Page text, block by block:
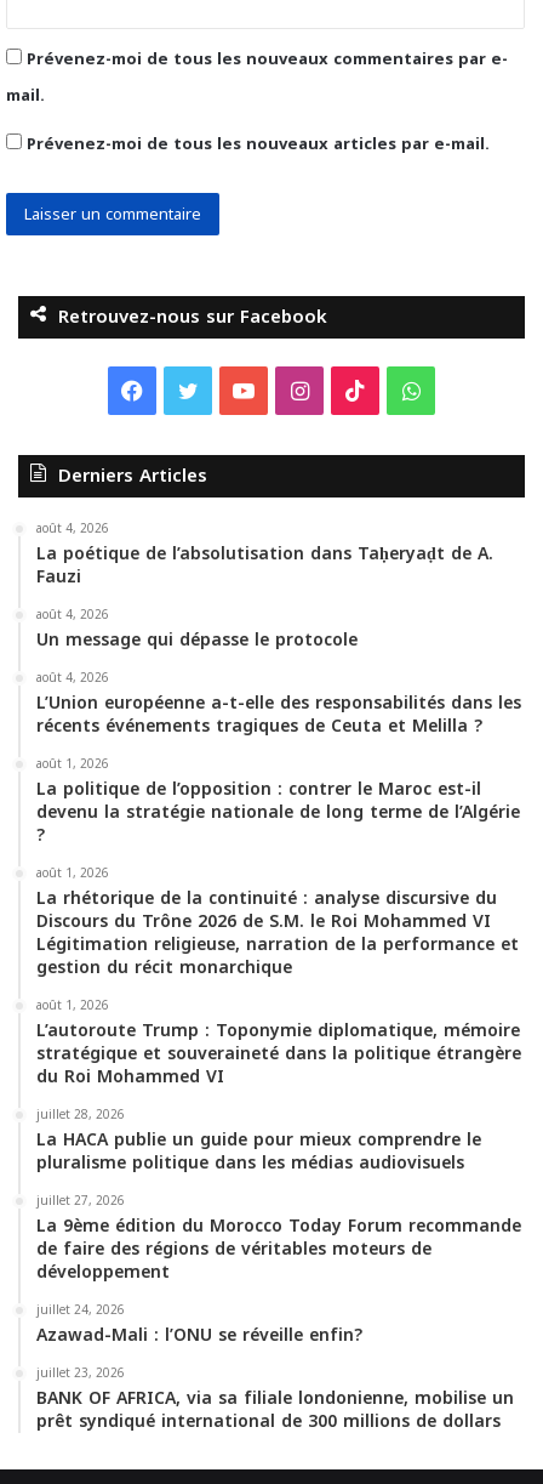
Prévenez-moi de tous les nouveaux commentaires par e-
mail.
Prévenez-moi de tous les nouveaux articles par e-mail.
Retrouvez-nous sur Facebook
c
e
o
k
i
e
u
b
I
s
t
g
a
m
k
W
a
p
Derniers Articles
août 4, 2026
La poétique de l’absolutisation dans Taḥeryaḍt de A.
Fauzi
août 4, 2026
Un message qui dépasse le protocole
août 4, 2026
L’Union européenne a-t-elle des responsabilités dans les
récents événements tragiques de Ceuta et Melilla ?
août 1, 2026
La politique de l’opposition : contrer le Maroc est-il
devenu la stratégie nationale de long terme de l’Algérie
?
août 1, 2026
La rhétorique de la continuité : analyse discursive du
Discours du Trône 2026 de S.M. le Roi Mohammed VI
Légitimation religieuse, narration de la performance et
gestion du récit monarchique
août 1, 2026
L’autoroute Trump : Toponymie diplomatique, mémoire
stratégique et souveraineté dans la politique étrangère
du Roi Mohammed VI
juillet 28, 2026
La HACA publie un guide pour mieux comprendre le
pluralisme politique dans les médias audiovisuels
juillet 27, 2026
La 9ème édition du Morocco Today Forum recommande
de faire des régions de véritables moteurs de
développement
juillet 24, 2026
Azawad-Mali : l’ONU se réveille enfin?
juillet 23, 2026
BANK OF AFRICA, via sa filiale londonienne, mobilise un
prêt syndiqué international de 300 millions de dollars